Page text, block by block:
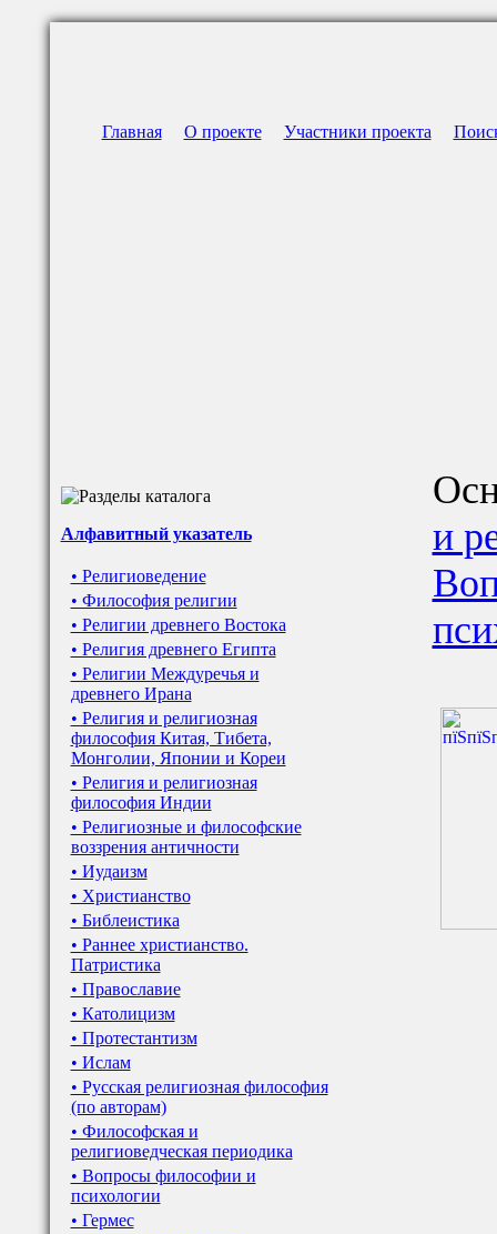
Главная О проекте Участники проекта
Алфавитный указатель
• Религиоведение
• Философия религии
• Религии древнего Востока
• Религия древнего Египта
• Религии Междуречья и
древнего Ирана
• Религия и религиозная
философия Китая, Тибета,
Монголии, Японии и Кореи
• Религия и религиозная
философия Индии
• Религиозные и философские
воззрения античности
• Иудаизм
• Христианство
• Библеистика
• Раннее христианство.
Патристика
• Православие
• Католицизм
• Протестантизм
• Ислам
• Русская религиозная философия
(по авторам)
• Философская и
религиоведческая периодика
• Вопросы философии и
психологии
• Гермес
и